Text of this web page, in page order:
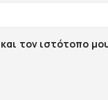
τον ιστότοπο